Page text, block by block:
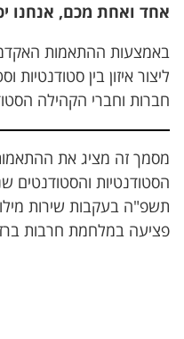
אחד ואחת מכם, אנחנו
באמצעות ההתאמות
ליצור איזון בין סטודנטיות
חברות וחברי הקהילה
מסמך זה מציג את
הסטודנטיות והסטודנטים
תשפ"ה בעקבות שירות
פציעה במלחמת חרבות